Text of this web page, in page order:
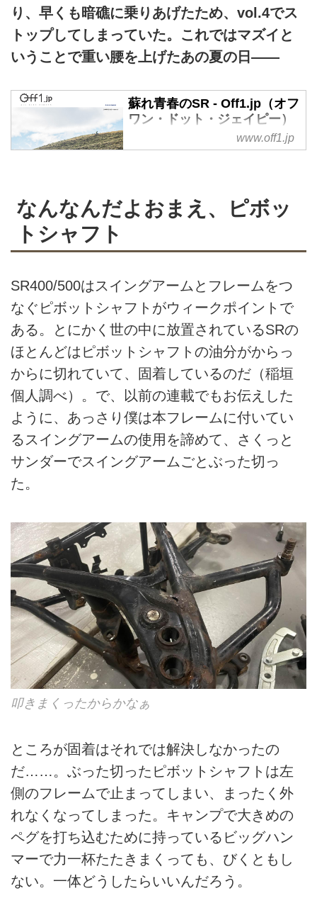
り、早くも暗礁に乗りあげたため、vol.4でス
トップしてしまっていた。これではマズイと
いうことで重い腰を上げたあの夏の日――
蘇れ青春のSR - Off1.jp（オフ
ワン・ドット・ジェイピー）
蘇れ青春のSR の記事一覧 - オフ
www.off1.jp
なんなんだよおまえ、ピボッ
トシャフト
SR400/500はスイングアームとフレームをつ
なぐピボットシャフトがウィークポイントで
ある。とにかく世の中に放置されているSRの
ほとんどはピボットシャフトの油分がからっ
からに切れていて、固着しているのだ（稲垣
個人調べ）。で、以前の連載でもお伝えした
ように、あっさり僕は本フレームに付いてい
るスイングアームの使用を諦めて、さくっと
サンダーでスイングアームごとぶった切っ
た。
叩きまくったからかなぁ
ところが固着はそれでは解決しなかったの
だ……。ぶった切ったピボットシャフトは左
側のフレームで止まってしまい、まったく外
れなくなってしまった。キャンプで大きめの
ペグを打ち込むために持っているビッグハン
マーで力一杯たたきまくっても、びくともし
ない。一体どうしたらいいんだろう。